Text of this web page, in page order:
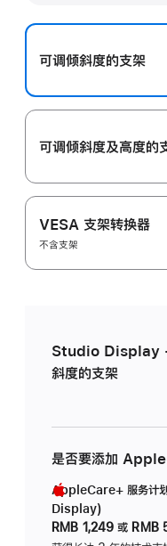
可调倾斜度的支架
可调倾斜度及高‍度的
VESA 支架转换器
不含支架
Studio Display -
斜度的支架
是否要添加
AppleCare+ 服务计
Display)
RMB 1,249 或 RMB